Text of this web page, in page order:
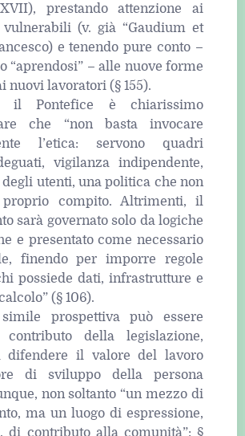
prestando attenzione ai
(v. già “Gaudium et
e tenendo pure conto –
“aprendosi” – alle nuove forme
nuovi lavoratori (§ 155).
il Pontefice è chiarissimo
che “non basta invocare
l’etica: servono quadri
vigilanza indipendente,
utenti, una politica che non
compito. Altrimenti, il
sarà governato solo da logiche
e presentato come necessario
finendo per imporre regole
possiede dati, infrastrutture e
(§ 106).
prospettiva può essere
della legislazione,
difendere il valore del lavoro
di sviluppo della persona
non soltanto “un mezzo di
ma un luogo di espressione,
di contributo alla comunità”: §